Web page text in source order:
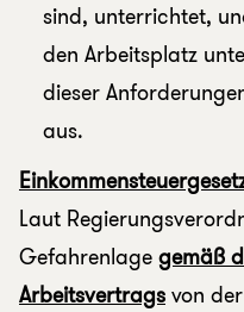
sind, unterrichtet,
den Arbeitsplatz
dieser
aus.
Laut
Gefahrenlagegemäß
Arbeitsvertragsvon